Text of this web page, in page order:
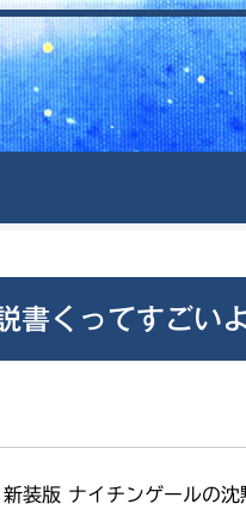
書くってすごい
新装版 ナイチンゲールの